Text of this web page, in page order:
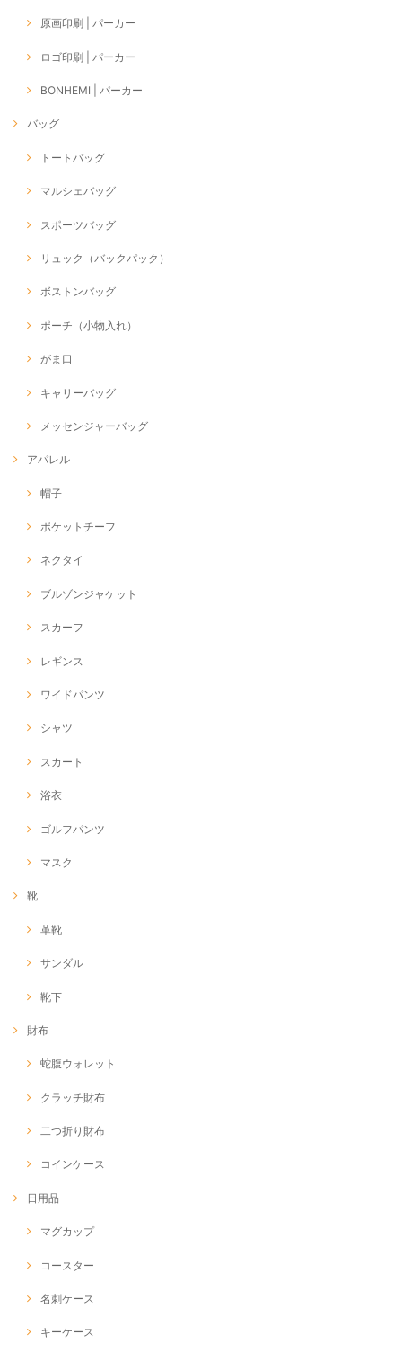
原画印刷 | パーカー
ロゴ印刷 | パーカー
BONHEMI | パーカー
バッグ
トートバッグ
マルシェバッグ
スポーツバッグ
リュック（バックパック）
ボストンバッグ
ポーチ（小物入れ）
がま口
キャリーバッグ
メッセンジャーバッグ
アパレル
帽子
ポケットチーフ
ネクタイ
ブルゾンジャケット
スカーフ
レギンス
ワイドパンツ
シャツ
スカート
浴衣
ゴルフパンツ
マスク
靴
革靴
サンダル
靴下
財布
蛇腹ウォレット
クラッチ財布
二つ折り財布
コインケース
日用品
マグカップ
コースター
名刺ケース
キーケース